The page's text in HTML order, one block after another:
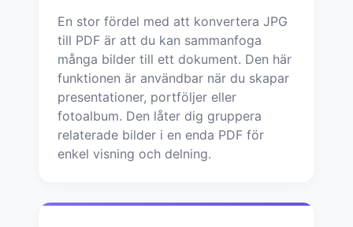
En stor fördel med att konvertera JPG
till PDF är att du kan sammanfoga
många bilder till ett dokument. Den här
funktionen är användbar när du skapar
presentationer, portföljer eller
fotoalbum. Den låter dig gruppera
relaterade bilder i en enda PDF för
enkel visning och delning.